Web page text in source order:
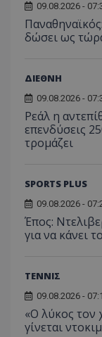
09.08.2026 -
δώσει ως
ΔΙΕΘΝΗ
09.08.2026 -
Ρεάλ η
επενδύσεις
τρομάζει
SPORTS PLUS
09.08.2026 -
Έπος:
για να κάνει
ΤΕΝΝΙΣ
09.08.2026 -
«Ο λύκος τον
γίνεται